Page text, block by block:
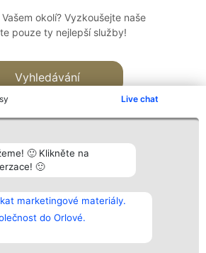
Live chat
🙂 Klikněte na
🙂
marketingové materiály.
do Orlové.
okolí? Vyzkoušejte naše
pouze ty nejlepší služby!
Vyhledávání
Vítězové
Seznam všech
laureátů
Zásady
Zásady
Kontakt